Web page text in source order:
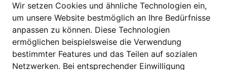
Datenschutzerklärung anzeigen
Wir setzen Cookies und ähnliche Technologien ein,
um unsere Website bestmöglich an Ihre Bedürfnisse
anpassen zu können. Diese Technologien
ermöglichen beispielsweise die Verwendung
bestimmter Features und das Teilen auf sozialen
Netzwerken. Bei entsprechender Einwilligung